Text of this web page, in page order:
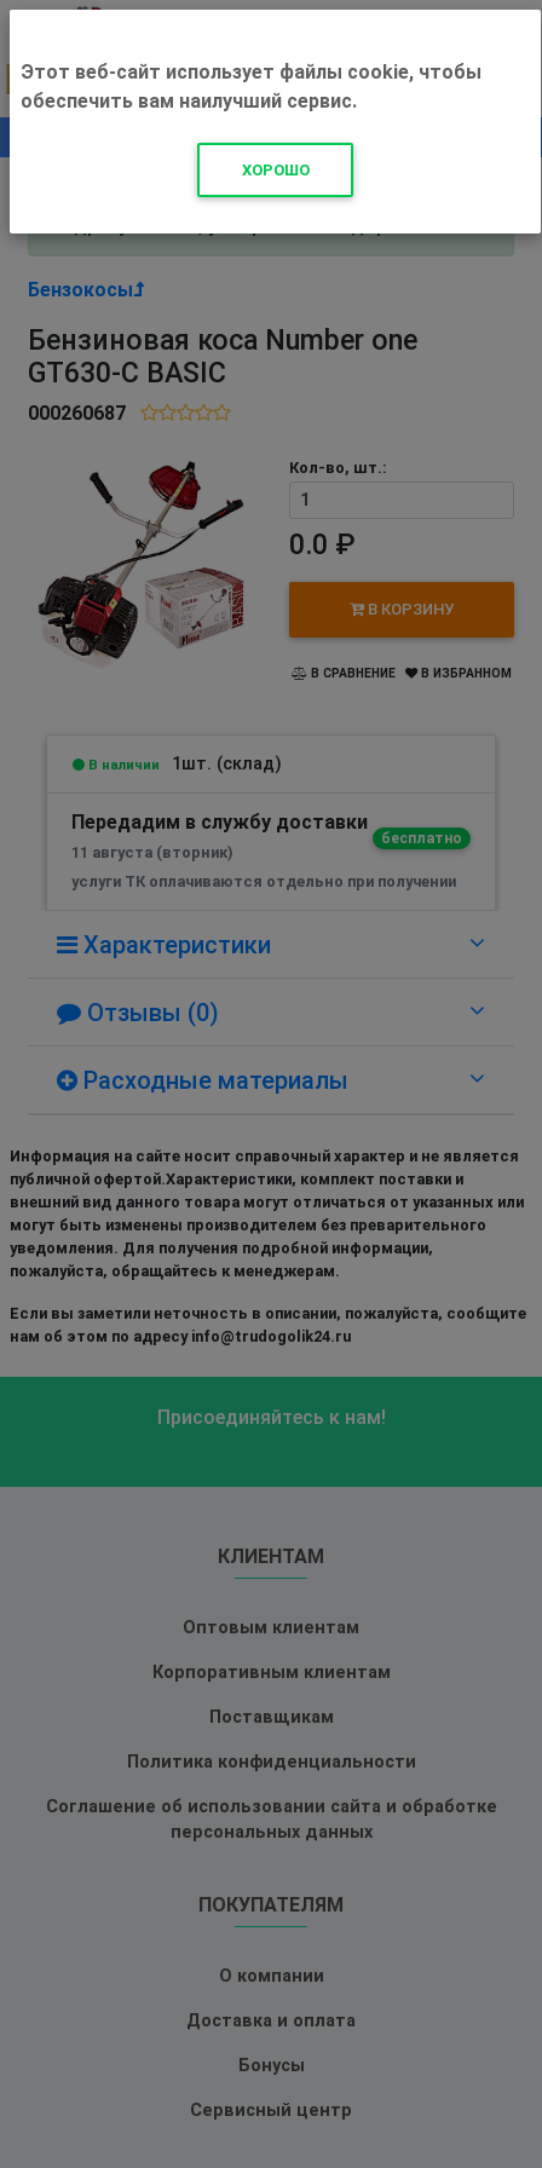
+500 ₽
Внимание! С 3 августа магазин работает по
Бензокосы
Бензиновая коса Number one
GT630-C BASIC
000260687
Кол-во, шт.:
0.0 ₽
В КОРЗИНУ
В СРАВНЕНИЕ В ИЗБРАННОМ
В наличии 1шт. (склад)
Передадим в службу доставки
бесплатно
11 августа (вторник)
услуги ТК оплачиваются отдельно при получении
Характеристики
Отзывы (0)
Расходные материалы
Информация на сайте носит справочный характер и не является
публичной офертой.Характеристики, комплект поставки и
внешний вид данного товара могут отличаться от указанных или
могут быть изменены производителем без преварительного
уведомления. Для получения подробной информации,
пожалуйста, обращайтесь к менеджерам.
Если вы заметили неточность в описании, пожалуйста, сообщите
нам об этом по адресу info@trudogolik24.ru
Присоединяйтесь к нам!
КЛИЕНТАМ
Оптовым клиентам
Корпоративным клиентам
Поставщикам
Политика конфиденциальности
Соглашение об использовании сайта и обработке
персональных данных
ПОКУПАТЕЛЯМ
О компании
Доставка и оплата
Бонусы
Сервисный центр
Этот веб-сайт использует файлы cookie, чтобы
обеспечить вам наилучший сервис.
ХОРОШО